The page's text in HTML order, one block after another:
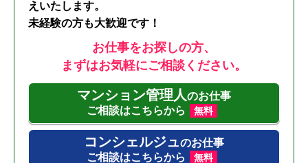
えいたします。
未経験の方も大歓迎です！
お仕事をお探しの方、
まずはお気軽にご相談ください。
マンション管理人のお仕事
ご相談はこちらから
無料
コンシェルジュのお仕事
ご相談はこちらから
無料